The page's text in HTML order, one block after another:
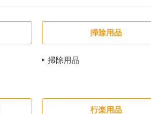
掃除用品
掃除用品
行楽用品